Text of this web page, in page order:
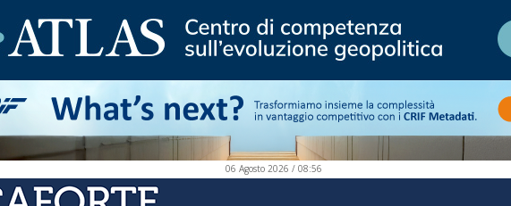
06 Agosto 2026 / 08:56